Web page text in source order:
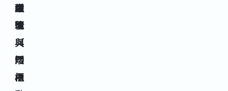
處
理
緩
衝
（
矮
櫃
環
境
與
門
內